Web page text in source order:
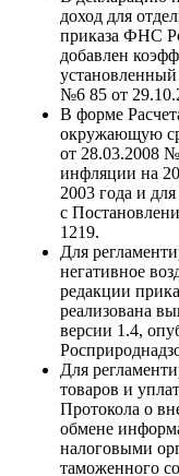
доход для
приказа ФНС
добавлен
№6 85 от
В форме
окружающую
от 28.03.2008
инфляции на
2003 года и
с
1219.
Для
негативное
редакции
реализована
версии 1.4,
Для
товаров и
Протокола о
обмене
налоговыми
таможенного